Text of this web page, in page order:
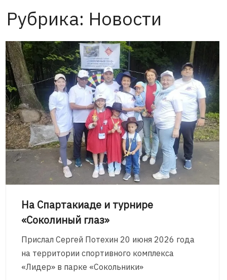
Рубрика: Новости
На Спартакиаде и турнире
«Соколиный глаз»
Прислал Сергей Потехин 20 июня 2026 года
на территории спортивного комплекса
«Лидер» в парке «Сокольники»